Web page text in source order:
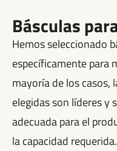
Básculas
Hemos seleccionado
específicamente para
mayoría de los casos,
elegidas son líderes y
adecuada para el
la capacidad